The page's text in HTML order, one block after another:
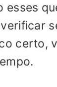
esses
certo,